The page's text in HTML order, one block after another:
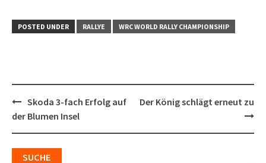
POSTED UNDER RALLYE WRC WORLD RALLY CHAMPIONSHIP
Post
navigation
Skoda 3-fach Erfolg auf
der Blumen Insel
Der König schlägt erneut zu
SUCHE